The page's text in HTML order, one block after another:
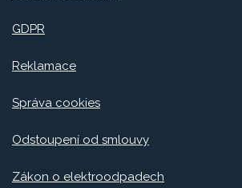
GDPR
Reklamace
Správa cookies
Odstoupení od smlouvy
Zákon o elektroodpadech